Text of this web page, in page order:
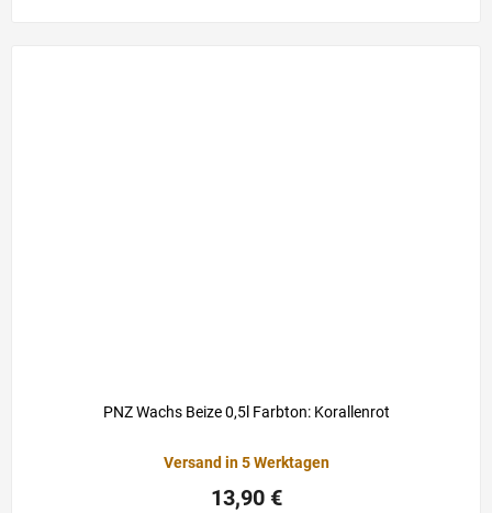
PNZ Wachs Beize 0,5l Farbton: Korallenrot
Versand in 5 Werktagen
13,90 €